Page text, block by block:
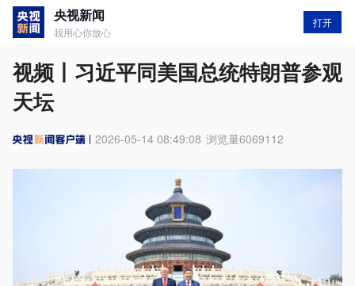
央视新闻
我用心你放心
打开
视频丨习近平同美国总统特朗普参观
天坛
2026-05-14 08:49:08 浏览量6069112